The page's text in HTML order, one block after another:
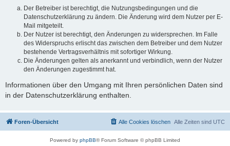
Der Betreiber ist berechtigt, die Nutzungsbedingungen und die
Datenschutzerklärung zu ändern. Die Änderung wird dem Nutzer per E-
Mail mitgeteilt.
Der Nutzer ist berechtigt, den Änderungen zu widersprechen. Im Falle
des Widerspruchs erlischt das zwischen dem Betreiber und dem Nutzer
bestehende Vertragsverhältnis mit sofortiger Wirkung.
Die Änderungen gelten als anerkannt und verbindlich, wenn der Nutzer
den Änderungen zugestimmt hat.
Informationen über den Umgang mit Ihren persönlichen Daten sind
in der Datenschutzerklärung enthalten.
Foren-Übersicht Alle Zeiten sind UTC
Alle Cookies löschen
Powered by phpBB® Forum Software © phpBB Limited